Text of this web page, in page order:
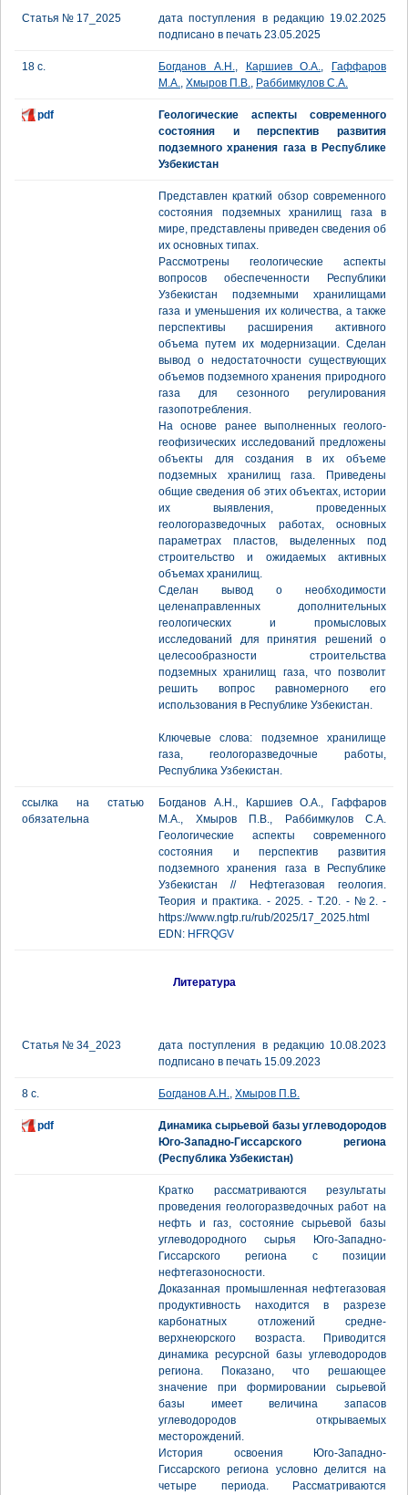
Статья № 17_2025
дата поступления в редакцию 19.02.2025
подписано в печать 23.05.2025
18 с. Богданов А.Н., Каршиев О.А.,
Гаффаров
М.А., Хмыров П.В., Раббимкулов С.А.
pdf
Геологические аспекты современного
состояния и перспектив развития
подземного хранения газа в Республике
Узбекистан
Представлен краткий обзор современного
состояния подземных хранилищ газа в
мире, представлены приведен сведения об
их основных типах.
Рассмотрены геологические аспекты
вопросов обеспеченности Республики
Узбекистан подземными хранилищами
газа и уменьшения их количества, а также
перспективы расширения активного
объема путем их модернизации. Сделан
вывод о недостаточности существующих
объемов подземного хранения природного
газа для сезонного регулирования
газопотребления.
На основе ранее выполненных геолого-
геофизических исследований предложены
объекты для создания в их объеме
подземных хранилищ газа. Приведены
общие сведения об этих объектах, истории
их выявления, проведенных
геологоразведочных работах, основных
параметрах пластов, выделенных под
строительство и ожидаемых активных
объемах хранилищ.
Сделан вывод о необходимости
целенаправленных дополнительных
геологических и промысловых
исследований для принятия решений о
целесообразности строительства
подземных хранилищ газа, что позволит
решить вопрос равномерного его
использования в Республике Узбекистан.
Ключевые слова: подземное хранилище
газа, геологоразведочные работы,
Республика Узбекистан.
ссылка на статью
обязательна
Богданов А.Н., Каршиев О.А., Гаффаров
М.А., Хмыров П.В., Раббимкулов С.А.
Геологические аспекты современного
состояния и перспектив развития
подземного хранения газа в Республике
Узбекистан // Нефтегазовая геология.
Теория и практика. - 2025. - Т.20. - №2. -
https://www.ngtp.ru/rub/2025/17_2025.html
EDN: HFRQGV
Литература
Статья № 34_2023
дата поступления в редакцию 10.08.2023
подписано в печать 15.09.2023
8 с. Богданов А.Н., Хмыров П.В.
pdf
Динамика сырьевой базы углеводородов
Юго-Западно-Гиссарского региона
(Республика Узбекистан)
Кратко рассматриваются результаты
проведения геологоразведочных работ на
нефть и газ, состояние сырьевой базы
углеводородного сырья Юго-Западно-
Гиссарского региона с позиции
нефтегазоносности.
Доказанная промышленная нефтегазовая
продуктивность находится в разрезе
карбонатных отложений средне-
верхнеюрского возраста. Приводится
динамика ресурсной базы углеводородов
региона. Показано, что решающее
значение при формировании сырьевой
базы имеет величина запасов
углеводородов открываемых
месторождений.
История освоения Юго-Западно-
Гиссарского региона условно делится на
четыре периода. Рассматриваются